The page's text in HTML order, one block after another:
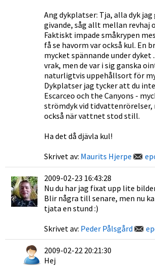
Ang dykplatser: Tja, alla dyk
givande, såg allt mellan revhaj
Faktiskt impade småkrypen
få se havorm var också kul. En
mycket spännande under dyket
vrak, men de var i sig ganska
naturligtvis uppehållsort för
Dykplatser jag tycker att du
Escarceo och the Canyons -
strömdyk vid tidvattenrörelser,
också när vattnet stod still.
Ha det då djävla kul!
Skrivet av: Maurits Hjerpe
2009-02-23 16:43:28
Nu du har jag fixat upp lite
Blir några till senare, men nu
tjata en stund :)
Skrivet av: Peder Pålsgård
2009-02-22 20:21:30
Hej